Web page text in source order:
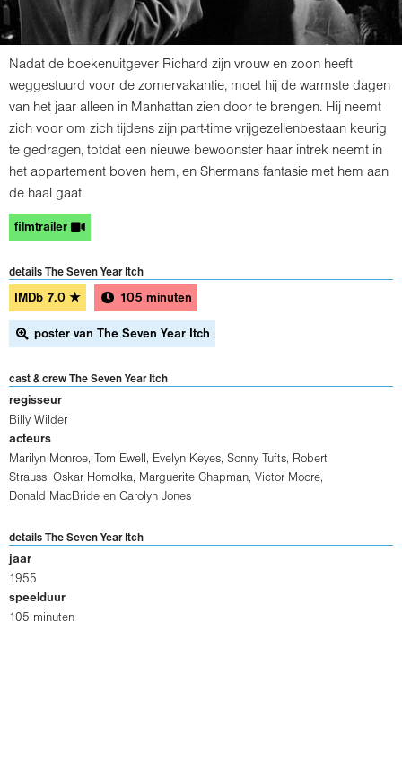
Nadat de boekenuitgever Richard zijn vrouw en zoon heeft
weggestuurd voor de zomervakantie, moet hij de warmste dagen
van het jaar alleen in Manhattan zien door te brengen. Hij neemt
zich voor om zich tijdens zijn part-time vrijgezellenbestaan keurig
te gedragen, totdat een nieuwe bewoonster haar intrek neemt in
het appartement boven hem, en Shermans fantasie met hem aan
de haal gaat.
filmtrailer
details The Seven Year Itch
IMDb 7.0 ★ 105 minuten
poster van The Seven Year Itch
cast & crew The Seven Year Itch
regisseur
Billy Wilder
acteurs
Marilyn Monroe, Tom Ewell , Evelyn Keyes, Sonny Tufts,
Robert
Strauss, Oskar Homolka, Marguerite Chapman, Victor Moore,
Donald MacBride en Carolyn Jones
details The Seven Year Itch
jaar
1955
speelduur
105 minuten